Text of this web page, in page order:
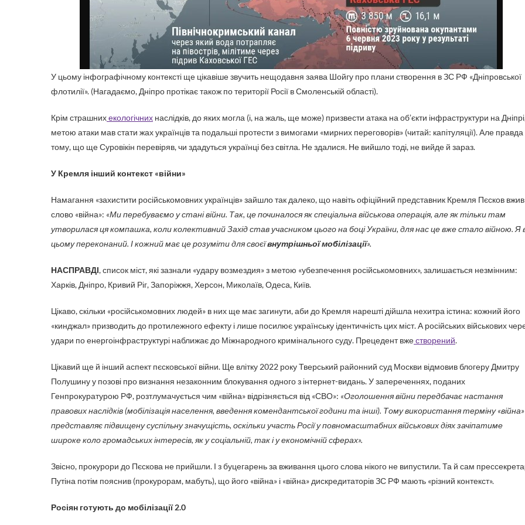
У цьому інфографічному контексті ще цікавіше звучить нещодавня заява Шойгу про плани створення в ЗС РФ «Дніпровської
флотилії». (Нагадаємо, Дніпро протікає також по території Росії в Смоленській області).
Крім страшнихекологічних наслідків, до яких могла (і, на жаль, ще може) призвести атака на об’єкти інфраструктури на
метою атаки мав стати жах українців та подальші протести з вимогами «мирних переговорів» (читай: капітуляції). Але правда
тому, що ще Суровікін перевіряв, чи здадуться українці без світла. Не здалися. Не вийшло тоді, не вийде й зараз.
У Кремля інший контекст «війни»
Намагання «захистити російськомовних українців» зайшло так далеко, що навіть офіційний представник Кремля Пєсков вжив
слово «війна»: «Ми перебуваємо у стані війни. Так, це починалося як спеціальна військова операція, але як тільки там
утворилася ця компашка, коли колективний Захід став учасником цього на боці України, для нас це вже стало війною. Я
цьому переконаний. І кожний має це розуміти для своєївнутрішньої мобілізації».
НАСПРАВДІ, список міст, які зазнали «удару возмездия» з метою «убезпечення російськомовних», залишається незмінним:
Харків, Дніпро, Кривий Ріг, Запоріжжя, Херсон, Миколаїв, Одеса, Київ.
Цікаво, скільки «російськомовних людей» в них ще має загинути, аби до Кремля нарешті дійшла нехитра істина: кожний його
«кинджал» призводить до протилежного ефекту і лише посилює українську ідентичність цих міст. А російських військових
удари по енергоінфраструктурі наближає до Міжнародного кримінального суду. Прецедент вжестворений.
Цікавий ще й інший аспект пєсковської війни. Ще влітку 2022 року Тверський районний суд Москви відмовив блогеру Дмитру
Полушину у позові про визнання незаконним блокування одного з інтернет-видань. У запереченнях, поданих
Генпрокуратурою РФ, розтлумачується чим «війна» відрізняється від «СВО»: «Оголошення війни передбачає настання
правових наслідків (мобілізація населення, введення комендантської години та інші). Тому використання терміну «війна»
представляє підвищену суспільну значущість, оскільки участь Росії у повномасштабних військових діях зачіпатиме
широке коло громадських інтересів, як у соціальній, так і у економічній сферах».
Звісно, прокурори до Пєскова не прийшли. І з буцегарень за вживання цього слова нікого не випустили. Та й сам
Путіна потім пояснив (прокурорам, мабуть), що його «війна» і «війна» дискредитаторів ЗС РФ мають «різний контекст».
Росіян готують до мобілізації 2.0